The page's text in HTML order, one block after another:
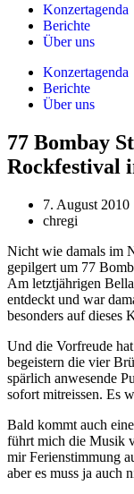
Konzertagenda
Berichte
Über uns
Konzertagenda
Berichte
Über uns
77 Bombay
Rockfestival
7. August 2010
chregi
Nicht wie damals im
gepilgert um 77
Am letztjährigen
entdeckt und war
besonders auf dieses
Und die Vorfreude
begeistern die vier
spärlich anwesende
sofort mitreissen. Es
Bald kommt auch
führt mich die Musik
mir Ferienstimmung
aber es muss ja auch